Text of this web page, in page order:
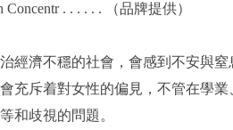
. . . . . . （品牌提供）
經濟不穩的社會，會感到不安與
充斥着對女性的偏見，不管在學
和歧視的問題。